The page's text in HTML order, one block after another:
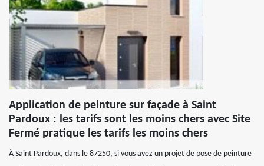
Application de peinture sur façade à Saint
Pardoux : les tarifs sont les moins chers avec Site
Fermé pratique les tarifs les moins chers
À Saint Pardoux, dans le 87250, si vous avez un projet de pose de peinture